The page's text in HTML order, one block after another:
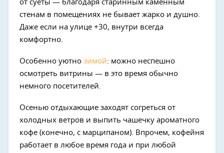
от суеты — благодаря старинным каменным
стенам в помещениях не бывает жарко и душно.
Даже если на улице +30, внутри всегда
комфортно.
Особенно уютно зимой: можно неспешно
осмотреть витрины — в это время обычно
немного посетителей.
Осенью отдыхающие заходят согреться от
холодных ветров и выпить чашечку ароматного
кофе (конечно, с марципаном). Впрочем, кофейня
работает в любое время года и при любой